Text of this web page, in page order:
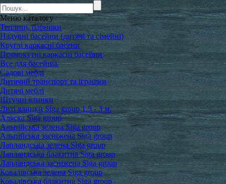
Менюкаталогу
Теплиці, парники
Надувні басейни (дитячі та сімейні)
Круглі каркасні басени
Прямокутні каркасні басейни
Все для басейнів
Садові меблі
Дитячий транспорт та іграшки
Дитячі меблі
Штучні ялинки
Литі ялинки Siga group 1.5 - 3 м.
Аляска Siga group
Альпійська зелена Siga group
Альпійська засніжена Siga group
Лапландська зелена Siga group
Лапландська блакитна Siga group
Лапландська засніжена Siga group
Ковалівська зелена Siga group
Ковалівська блакитна Siga group